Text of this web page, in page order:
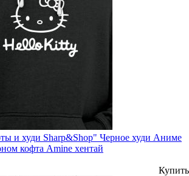
и худи Sharp&Shop" Черное худи Аниме
кофта Amine хентай
Купить